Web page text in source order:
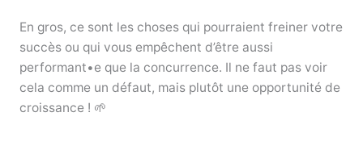
En gros, ce sont les choses qui pourraient freiner votre
succès ou qui vous empêchent d’être aussi
performant•e que la concurrence. Il ne faut pas voir
cela comme un défaut, mais plutôt une opportunité de
croissance ! 🌱